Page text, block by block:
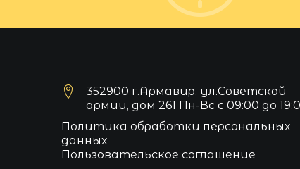
352900 г.Армавир, ул.Советской
армии, дом 261 Пн-Вс с 09:00 до
Политика обработки персональных
данных
Пользовательское соглашение